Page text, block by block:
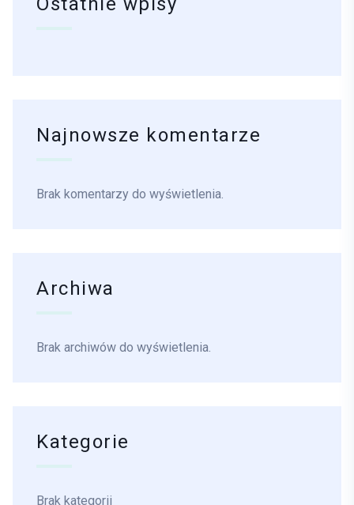
Najnowsze komentarze
Brak komentarzy do wyświetlenia.
Archiwa
Brak archiwów do wyświetlenia.
Kategorie
Brak kategorii